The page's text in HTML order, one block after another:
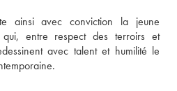
ainsi avec conviction la jeune
entre respect des terroirs et
avec talent et humilité le